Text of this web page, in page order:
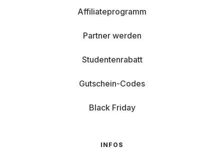
Affiliateprogramm
Partner werden
Studentenrabatt
Gutschein-Codes
Black Friday
INFOS